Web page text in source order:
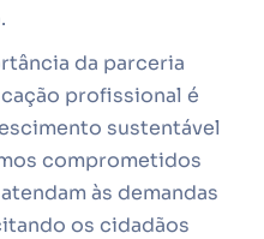
da parceria
profissional é
sustentável
comprometidos
às demandas
os cidadãos